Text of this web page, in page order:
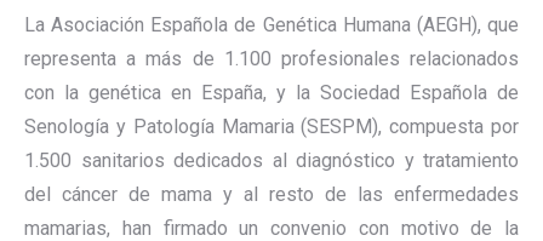
La Asociación Española de Genética Humana (AEGH), que
representa a más de 1.100 profesionales relacionados
con la genética en España, y la Sociedad Española de
Senología y Patología Mamaria (SESPM), compuesta por
1.500 sanitarios dedicados al diagnóstico y tratamiento
del cáncer de mama y al resto de las enfermedades
mamarias, han firmado un convenio con motivo de la